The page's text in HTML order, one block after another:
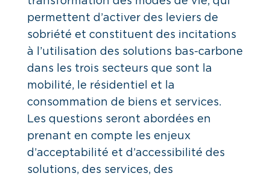
permettent d’activer des leviers de
sobriété et constituent des incitations
à l’utilisation des solutions bas-carbone
dans les trois secteurs que sont la
mobilité, le résidentiel et la
consommation de biens et services.
Les questions seront abordées en
prenant en compte les enjeux
d’acceptabilité et d’accessibilité des
solutions, des services, des